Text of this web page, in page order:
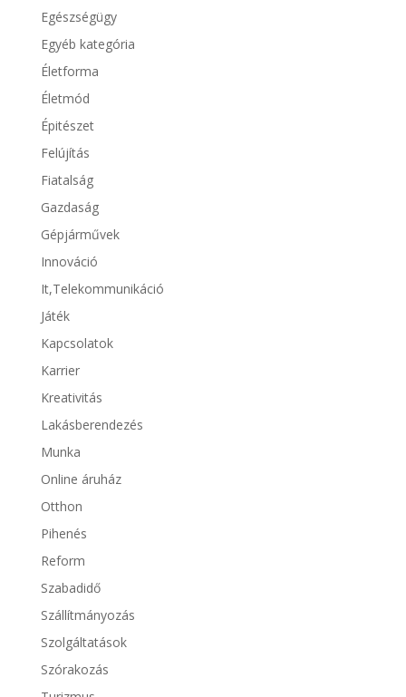
Egészségügy
Egyéb kategória
Életforma
Életmód
Épitészet
Felújítás
Fiatalság
Gazdaság
Gépjárművek
Innováció
It,Telekommunikáció
Játék
Kapcsolatok
Karrier
Kreativitás
Lakásberendezés
Munka
Online áruház
Otthon
Pihenés
Reform
Szabadidő
Szállítmányozás
Szolgáltatások
Szórakozás